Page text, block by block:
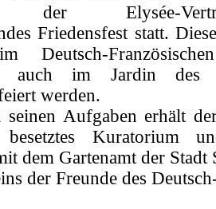
der Elysée-
Friedensfest statt.
Deutsch-
auch im Jardin des
werden.
seinen Aufgaben erhält
besetztes Kuratorium
dem Gartenamt der Stadt
der Freunde des